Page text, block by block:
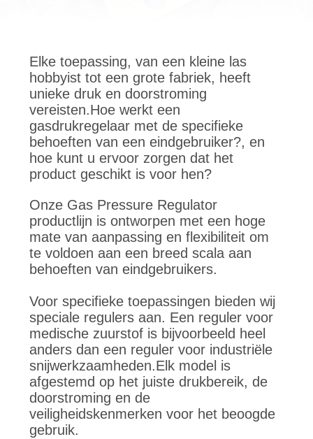
OFFERTE
SITEMAP
PRIVACYBELEID
Elke toepassing, van een kleine las
hobbyist tot een grote fabriek, heeft
unieke druk en doorstroming
vereisten.Hoe werkt een
gasdrukregelaar met de specifieke
behoeften van een eindgebruiker?, en
hoe kunt u ervoor zorgen dat het
product geschikt is voor hen?
Onze Gas Pressure Regulator
productlijn is ontworpen met een hoge
mate van aanpassing en flexibiliteit om
te voldoen aan een breed scala aan
behoeften van eindgebruikers.
Voor specifieke toepassingen bieden wij
speciale regulers aan. Een reguler voor
medische zuurstof is bijvoorbeeld heel
anders dan een reguler voor industriële
snijwerkzaamheden.Elk model is
afgestemd op het juiste drukbereik, de
doorstroming en de
veiligheidskenmerken voor het beoogde
gebruik.